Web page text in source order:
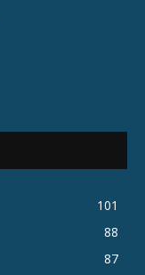
101
88
87